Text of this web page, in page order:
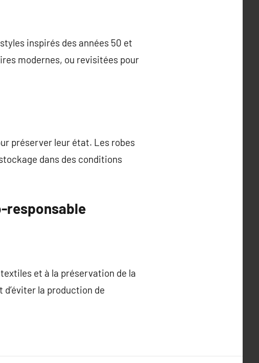
inspirés des années 50 et
modernes, ou revisitées pour
préserver leur état. Les robes
dans des conditions
responsable
et à la préservation de la
la production de